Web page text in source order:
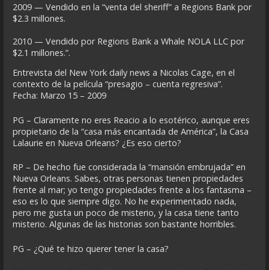
2009 — Vendido en la “venta del sheriff” a Regions Bank por
$2.3 millones.
2010 — Vendido por Regions Bank a Whale NOLA LLC por
$2.1 millones.”.
Entrevista del New York daily news a Nicolas Cage, en el
contexto de la película “presagio – cuenta regresiva”.
Fecha: Marzo 15 – 2009
PG – Claramente no eres Reacio a lo esotérico, aunque eres
propietario de la “casa más encantada de América”, la Casa
Lalaurie en Nueva Orleans? ¿Es eso cierto?
RP – De hecho fue considerada la “mansión embrujada” en
Nueva Orleans. Sabes, otras personas tienen propiedades
frente al mar; yo tengo propiedades frente a los fantasma –
eso es lo que siempre digo. No he experimentado nada,
pero me gusta un poco de misterio, y la casa tiene tanto
misterio. Algunas de las historias son bastante horribles.
PG – ¿Qué te hizo querer tener la casa?